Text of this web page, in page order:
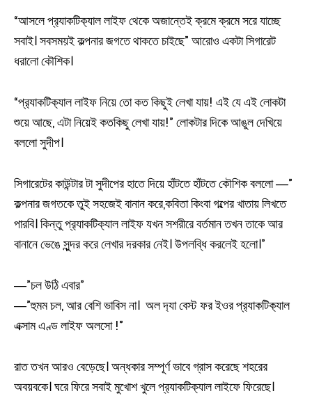
“আসলে প্র‍্যাকটিক‍্যাল লাইফ থেকে অজান্তেই ক্রমে ক্রমে সরে যাচ্ছে
সবাই। সবসময়ই কল্পনার জগতে থাকতে চাইছে” আরোও একটা সিগারেট
ধরালো কৌশিক।
“প্র‍্যাকটিক‍্যাল লাইফ নিয়ে তো কত কিছুই লেখা যায়! এই যে এই লোকটা
শুয়ে আছে, এটা নিয়েই কতকিছু লেখা যায়!” লোকটার দিকে আঙুল দেখিয়ে
বললো সুদীপ।
সিগারেটের কাউন্টার টা সুদীপের হাতে দিয়ে হাঁটতে হাঁটতে কৌশিক বললো ―”
কল্পনার জগতকে তুই সহজেই বানান করে,কবিতা কিংবা গল্পের খাতায় লিখতে
পারবি। কিন্তু প্র‍্যাকটিক‍্যাল লাইফ যখন সশরীরে বর্তমান তখন তাকে আর
বানানে ভেঙে সুন্দর করে লেখার দরকার নেই। উপলব্ধি করলেই হলো।”
―”চল উঠি এবার”
―”হুমম চল, আর বেশি ভাবিস না। অল দ‍্যা বেস্ট ফর ইওর প্র‍্যাকটিক‍্যাল
এক্সাম এণ্ড লাইফ অলসো !”
রাত তখন আরও বেড়েছে। অন্ধকার সম্পূর্ণ ভাবে গ্রাস করেছে শহরের
অবয়বকে। ঘরে ফিরে সবাই মুখোশ খুলে প্র‍্যাকটিক‍্যাল লাইফে ফিরেছে।